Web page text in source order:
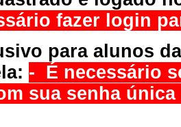
fazer login
para alunos
- É necessário
sua senha